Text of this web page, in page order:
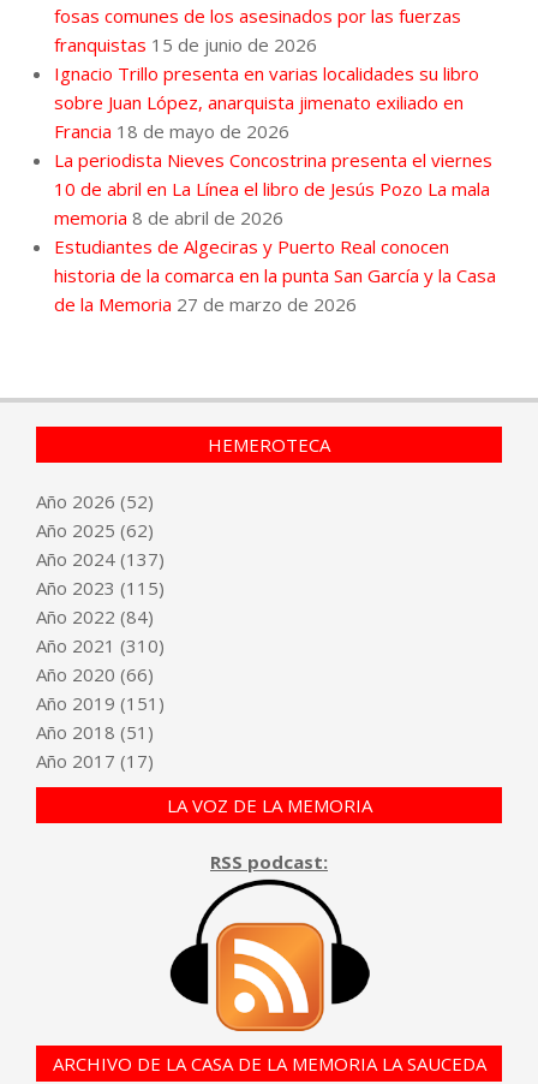
fosas comunes de los asesinados por las fuerzas
franquistas 15 de junio de 2026
Ignacio Trillo presenta en varias localidades su libro
sobre Juan López, anarquista jimenato exiliado en
Francia 18 de mayo de 2026
La periodista Nieves Concostrina presenta el viernes
10 de abril en La Línea el libro de Jesús Pozo La mala
memoria 8 de abril de 2026
Estudiantes de Algeciras y Puerto Real conocen
historia de la comarca en la punta San García y la Casa
de la Memoria 27 de marzo de 2026
HEMEROTECA
Año 2026 (52)
Año 2025 (62)
Año 2024 (137)
Año 2023 (115)
Año 2022 (84)
Año 2021 (310)
Año 2020 (66)
Año 2019 (151)
Año 2018 (51)
Año 2017 (17)
LA VOZ DE LA MEMORIA
RSS podcast:
ARCHIVO DE LA CASA DE LA MEMORIA LA SAUCEDA